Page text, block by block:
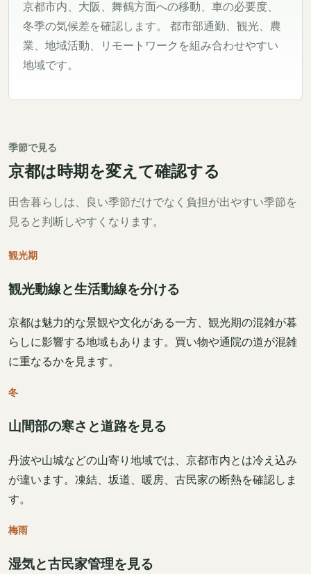
京都市内、大阪、舞鶴方面への移動、車の必要度、
冬季の気候差を確認します。 都市部通勤、観光、農
業、地域活動、リモートワークを組み合わせやすい
地域です。
季節で見る
京都は時期を変えて確認する
田舎暮らしは、良い季節だけでなく負担が出やすい季節を
見ると判断しやすくなります。
観光期
観光動線と生活動線を分ける
京都は魅力的な景観や文化がある一方、観光期の混雑が暮
らしに影響する地域もあります。買い物や通院の道が混雑
に重なるかを見ます。
冬
山間部の寒さと道路を見る
丹波や山城などの山寄り地域では、京都市内とは冷え込み
が違います。凍結、坂道、暖房、古民家の断熱を確認しま
す。
梅雨
湿気と古民家管理を見る